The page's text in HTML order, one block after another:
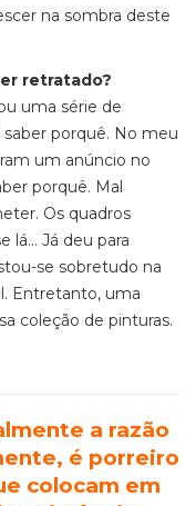
na sombra deste
retratado?
uma série de
saber porquê. No meu
um anúncio no
porquê. Mal
Os quadros
lá... Já deu para
se sobretudo na
Entretanto, uma
coleção de pinturas.
a razão
é porreiro
colocam em